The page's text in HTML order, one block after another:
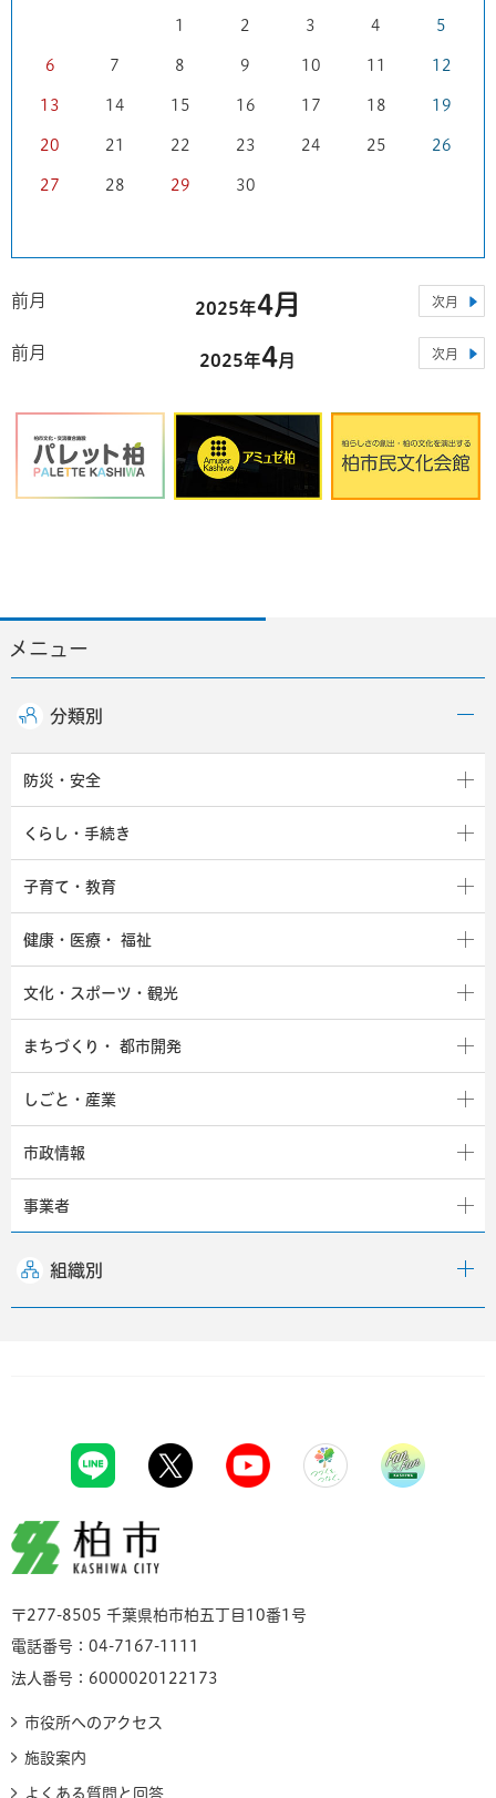
1 2 3 4 5
6 7 8 9 10 11 12
13 14 15 16 17 18 19
20 21 22 23 24 25 26
27 28 29 30
前月 2025年4月 次月
前月 2025年4月 次月
メニュー
分類別
防災・安全
くらし・手続き
子育て・教育
健康・医療・ 福祉
文化・スポーツ・観光
まちづくり・ 都市開発
しごと・産業
市政情報
事業者
組織別
柏市
〒277-8505 千葉県柏市柏五丁目10番1号
電話番号：04-7167-1111
法人番号：6000020122173
市役所へのアクセス
施設案内
よくある質問と回答